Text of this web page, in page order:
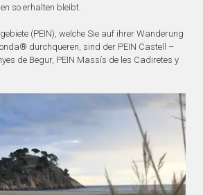
so erhalten bleibt.
(PEIN), welche Sie auf ihrer Wanderung
durchqueren, sind der PEIN Castell –
de Begur, PEIN Massís de les Cadiretes y